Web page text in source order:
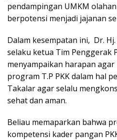
pendampingan UMKM
berpotensi menjadi jajanan
Dalam kesempatan ini, Dr. Hj.
selaku ketua Tim Penggerak
menyampaikan harapan
program T.P PKK dalam hal
Takalar agar selalu
sehat dan aman.
Beliau memaparkan bahwa
kompetensi kader pangan